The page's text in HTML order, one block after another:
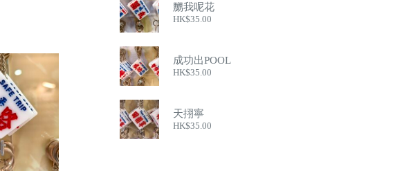
嬲我呢花
HK$35.00
成功出POOL
HK$35.00
天挧寧
HK$35.00